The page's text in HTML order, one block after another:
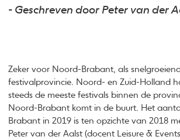
- Geschreven door Peter van der
Zeker voor Noord-Brabant, als
festivalprovincie. Noord- en Zuid-Holland
steeds de meeste festivals binnen de
Noord-Brabant komt in de buurt. Het
Brabant in 2019 is ten opzichte van 2018
Peter van der Aalst (docent Leisure &